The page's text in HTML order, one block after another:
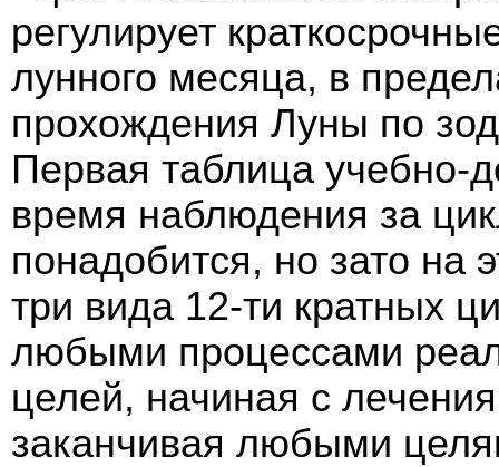
регулирует
лунного месяца, в
прохождения Луны по
Первая таблица учебно-
время наблюдения за
понадобится, но зато на
три вида 12-ти кратных
любыми процессами
целей, начиная с
заканчивая любыми